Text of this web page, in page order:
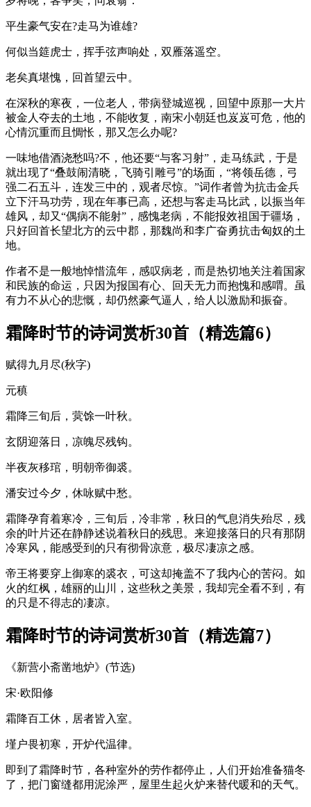
平生豪气安在?走马为谁雄?
何似当筵虎士，挥手弦声响处，双雁落遥空。
老矣真堪愧，回首望云中。
在深秋的寒夜，一位老人，带病登城巡视，回望中原那一大片
被金人夺去的土地，不能收复，南宋小朝廷也岌岌可危，他的
心情沉重而且惆怅，那又怎么办呢?
一味地借酒浇愁吗?不，他还要“与客习射”，走马练武，于是
就出现了“叠鼓闹清晓，飞骑引雕弓”的场面，“将领岳德，弓
强二石五斗，连发三中的，观者尽惊。”词作者曾为抗击金兵
立下汗马功劳，现在年事已高，还想与客走马比武，以振当年
雄风，却又“偶病不能射”，感愧老病，不能报效祖国于疆场，
只好回首长望北方的云中郡，那魏尚和李广奋勇抗击匈奴的土
地。
作者不是一般地悼惜流年，感叹病老，而是热切地关注着国家
和民族的命运，只因为报国有心、回天无力而抱愧和感喟。虽
有力不从心的悲慨，却仍然豪气逼人，给人以激励和振奋。
霜降时节的诗词赏析30首（精选篇6）
赋得九月尽(秋字)
元稹
霜降三旬后，蓂馀一叶秋。
玄阴迎落日，凉魄尽残钩。
半夜灰移琯，明朝帝御裘。
潘安过今夕，休咏赋中愁。
霜降孕育着寒冷，三旬后，冷非常，秋日的气息消失殆尽，残
余的叶片还在静静述说着秋日的残思。来迎接落日的只有那阴
冷寒风，能感受到的只有彻骨凉意，极尽凄凉之感。
帝王将要穿上御寒的裘衣，可这却掩盖不了我内心的苦闷。如
火的红枫，雄丽的山川，这些秋之美景，我却完全看不到，有
的只是不得志的凄凉。
霜降时节的诗词赏析30首（精选篇7）
《新营小斋凿地炉》(节选)
宋·欧阳修
霜降百工休，居者皆入室。
墐户畏初寒，开炉代温律。
即到了霜降时节，各种室外的劳作都停止，人们开始准备猫冬
了，把门窗缝都用泥涂严，屋里生起火炉来替代暖和的天气。